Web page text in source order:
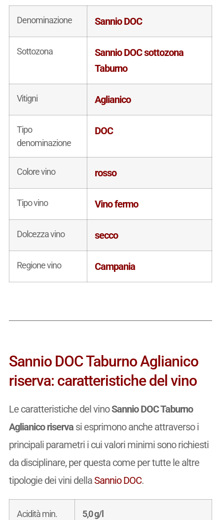
Denominazione Sannio DOC
Sottozona
Sannio DOC sottozona
Taburno
Vitigni Aglianico
Tipo
denominazione
DOC
Colore vino rosso
Tipo vino Vino fermo
Dolcezza vino secco
Regione vino Campania
Sannio DOC Taburno Aglianico
riserva: caratteristiche del vino
Le caratteristiche del vinoSannio DOC Taburno
Aglianico riservasi esprimono anche attraverso i
principali parametri i cui valori minimi sono richiesti
da disciplinare, per questa come per tutte le altre
tipologie dei vini dellaSannio DOC.
Acidità min. 5,0 g/l